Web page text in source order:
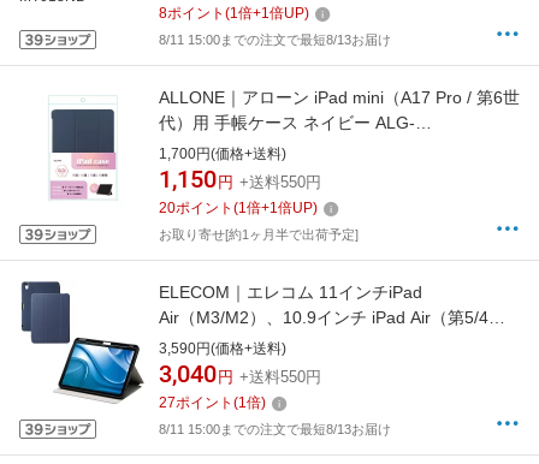
8ポイント (1倍+1倍UP)
8/11 15:00までの注文で最短8/13お届け
ALLONE｜アローン iPad mini（A17 Pro / 第6世
代）用 手帳ケース ネイビー ALG-
IPMCS83TNV
1,700円(価格+送料)
1,150 円 +送料550円
20ポイント (1倍+1倍UP)
お取り寄せ[約1ヶ月半で出荷予定]
ELECOM｜エレコム 11インチiPad
Air（M3/M2）、10.9インチ iPad Air（第5/4世
代）用 フラップケース 衝撃吸収 Pencil収納 ス
リープ対応 ネイビー TB-A25MSANV
3,590円(価格+送料)
3,040 円 +送料550円
27ポイント (1倍)
8/11 15:00までの注文で最短8/13お届け